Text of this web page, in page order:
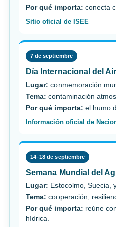
Por qué importa: conecta
Sitio oficial de ISEE
7 de septiembre
Día Internacional del
Lugar: conmemoración
Tema: contaminación
Por qué importa: el humo
Información oficial de
14–18 de septiembre
Semana Mundial del
Lugar: Estocolmo, Suecia,
Tema: cooperación,
Por qué importa: reúne
hídrica.